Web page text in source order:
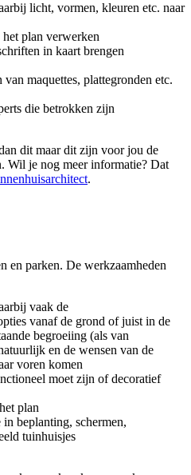
licht, vormen, kleuren etc. naar
plan verwerken
in kaart brengen
van maquettes, plattegronden etc.
die betrokken zijn
dit maar dit zijn voor jou de
Wil je nog meer informatie? Dat
.
en parken. De werkzaamheden
vaak de
vanaf de grond of juist in de
begroeiing (als van
en de wensen van de
voren komen
moet zijn of decoratief
plan
beplanting, schermen,
tuinhuisjes